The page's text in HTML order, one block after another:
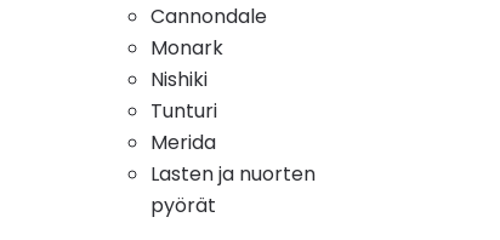
Cannondale
Monark
Nishiki
Tunturi
Merida
Lasten ja nuorten
pyörät